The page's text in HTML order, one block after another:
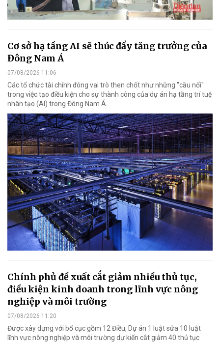
Cơ sở hạ tầng AI sẽ thúc đẩy tăng trưởng của
Đông Nam Á
07/08/2026 11:06
Các tổ chức tài chính đóng vai trò then chốt như những "cầu nối"
trong việc tạo điều kiện cho sự thành công của dự án hạ tầng trí tuệ
nhân tạo (AI) trong Đông Nam Á.
Chính phủ đề xuất cắt giảm nhiều thủ tục,
điều kiện kinh doanh trong lĩnh vực nông
nghiệp và môi trường
07/08/2026 11:20
Được xây dựng với bố cục gồm 12 Điều, Dự án 1 luật sửa 10 luật
lĩnh vực nông nghiệp và môi trường dự kiến cắt giảm 40 thủ tục